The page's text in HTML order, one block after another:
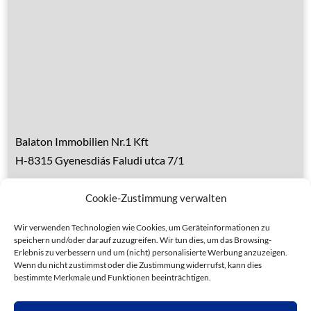
Cookie-Zustimmung verwalten
Wir verwenden Technologien wie Cookies, um Geräteinformationen zu
speichern und/oder darauf zuzugreifen. Wir tun dies, um das Browsing-
Erlebnis zu verbessern und um (nicht) personalisierte Werbung anzuzeigen.
Wenn du nicht zustimmst oder die Zustimmung widerrufst, kann dies
bestimmte Merkmale und Funktionen beeinträchtigen.
Balaton Immobilien Nr.1 Kft
H-8315 Gyenesdiás Faludi utca 7/1
Handy 1: 0036 30 153 7382 (deutsch)
Handy 2: 0036 20 935 6160 (ungarisch)